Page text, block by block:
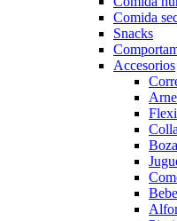
Comida
Snacks
Accesorios